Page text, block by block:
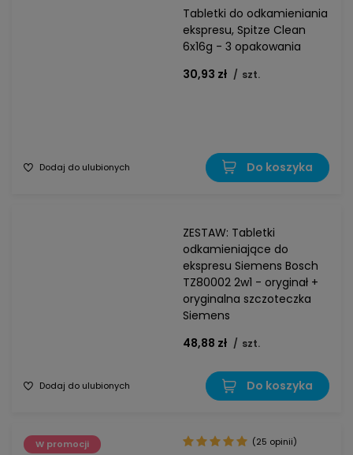
Tabletki do odkamieniania
ekspresu, Spitze Clean
6x16g - 3 opakowania
30,93 zł / szt.
Dodaj do ulubionych Do koszyka
ZESTAW: Tabletki
odkamieniające do
ekspresu Siemens Bosch
TZ80002 2w1 - oryginał +
oryginalna szczoteczka
Siemens
48,88 zł / szt.
Dodaj do ulubionych Do koszyka
W promocji (25 opinii)